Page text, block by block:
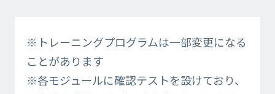
※トレーニングプログラムは一部変更になる
ことがあります
※各モジュールに確認テストを設けており、